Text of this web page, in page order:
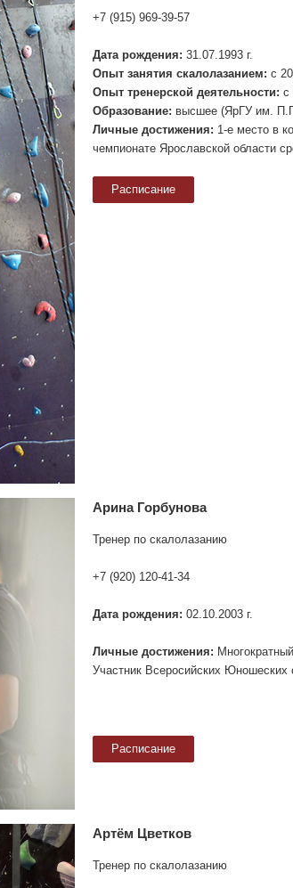
+7 (915) 969-39-57
Дата рождения: 31.07.1993 г.
Опыт занятия скалолазанием: с
Опыт тренерской деятельности: с
Образование: высшее (ЯрГУ им.
Личные достижения: 1-е место в
чемпионате Ярославской области
Арина Горбунова
Тренер по скалолазанию
+7 (920) 120-41-34
Дата рождения: 02.10.2003 г.
Личные достижения:
Участник Всеросийских Юношеских
Артём Цветков
Тренер по скалолазанию